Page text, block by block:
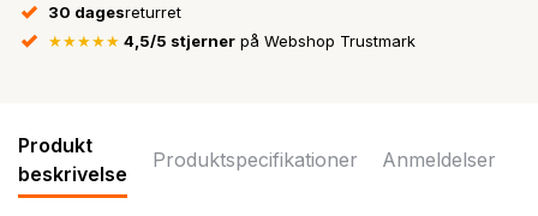
30 dagesreturret
★★★★★ 4,5/5 stjerner på Webshop Trustmark
Produkt
beskrivelse
Produktspecifikationer Anmeldelser